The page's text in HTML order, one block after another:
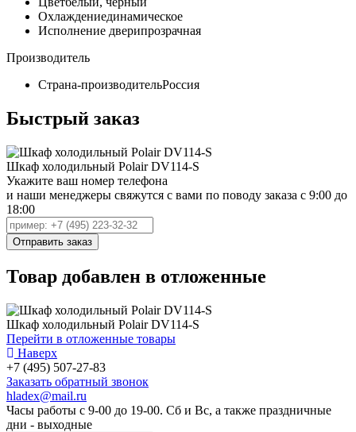
Охлаждениединамическое
Исполнение дверипрозрачная
Производитель
Страна-производительРоссия
Быстрый заказ
Шкаф холодильный Polair DV114-S
Укажите ваш номер телефона
и наши менеджеры свяжутся с вами по поводу заказа с 9:00 до
18:00
Товар добавлен в отложенные
Шкаф холодильный Polair DV114-S
Перейти в отложенные товары
Наверх
+7 (495) 507-27-83
Заказать обратный звонок
hladex@mail.ru
Часы работы с 9-00 до 19-00. Сб и Вс, а также праздничные
дни - выходные